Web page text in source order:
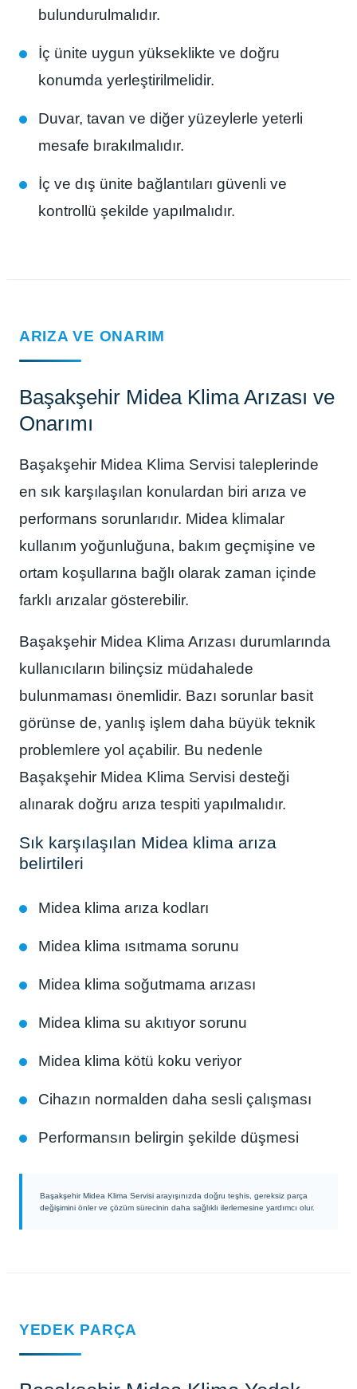
bulundurulmalıdır.
İç ünite uygun yükseklikte ve doğru
konumda yerleştirilmelidir.
Duvar, tavan ve diğer yüzeylerle yeterli
mesafe bırakılmalıdır.
İç ve dış ünite bağlantıları güvenli ve
kontrollü şekilde yapılmalıdır.
ARIZA VE ONARIM
Başakşehir Midea Klima Arızası ve
Onarımı
Başakşehir Midea Klima Servisi taleplerinde
en sık karşılaşılan konulardan biri arıza ve
performans sorunlarıdır. Midea klimalar
kullanım yoğunluğuna, bakım geçmişine ve
ortam koşullarına bağlı olarak zaman içinde
farklı arızalar gösterebilir.
Başakşehir Midea Klima Arızası durumlarında
kullanıcıların bilinçsiz müdahalede
bulunmaması önemlidir. Bazı sorunlar basit
görünse de, yanlış işlem daha büyük teknik
problemlere yol açabilir. Bu nedenle
Başakşehir Midea Klima Servisi desteği
alınarak doğru arıza tespiti yapılmalıdır.
Sık karşılaşılan Midea klima arıza
belirtileri
Midea klima arıza kodları
Midea klima ısıtmama sorunu
Midea klima soğutmama arızası
Midea klima su akıtıyor sorunu
Midea klima kötü koku veriyor
Cihazın normalden daha sesli çalışması
Performansın belirgin şekilde düşmesi
Başakşehir Midea Klima Servisi arayışınızda doğru teşhis, gereksiz parça
değişimini önler ve çözüm sürecinin daha sağlıklı ilerlemesine yardımcı olur.
YEDEK PARÇA